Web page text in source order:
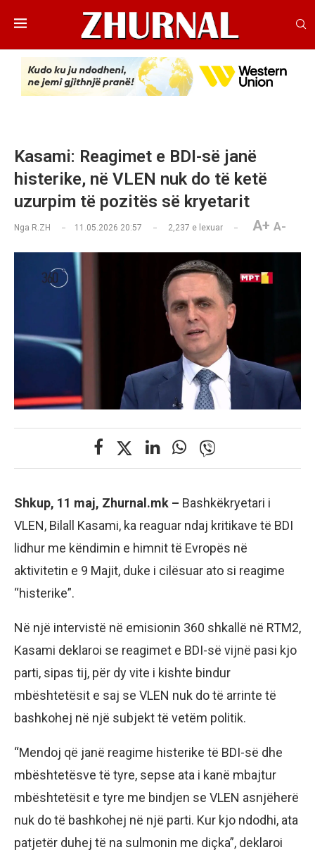
Kasami: Reagimet e BDI-së janë
histerike, në VLEN nuk do të ketë
uzurpim të pozitës së kryetarit
Nga R.ZH 11.05.2026 20:57 2,237 e lexuar A+ A-
Shkup, 11 maj, Zhurnal.mk – Bashkëkryetari i
VLEN, Bilall Kasami, ka reaguar ndaj kritikave të BDI
lidhur me këndimin e himnit të Evropës në
aktivitetin e 9 Majit, duke i cilësuar ato si reagime
“histerike”.
Në një intervistë në emisionin 360 shkallë në RTM2,
Kasami deklaroi se reagimet e BDI-së vijnë pasi kjo
parti, sipas tij, për dy vite i kishte bindur
mbështetësit e saj se VLEN nuk do të arrinte të
bashkohej në një subjekt të vetëm politik.
“Mendoj që janë reagime histerike të BDI-së dhe
mbështetësve të tyre, sepse ata i kanë mbajtur
mbështetësit e tyre me bindjen se VLEN asnjëherë
nuk do të bashkohej në një parti. Kur kjo ndodhi, ata
patjetër duhej të na sulmonin me diçka”, deklaroi